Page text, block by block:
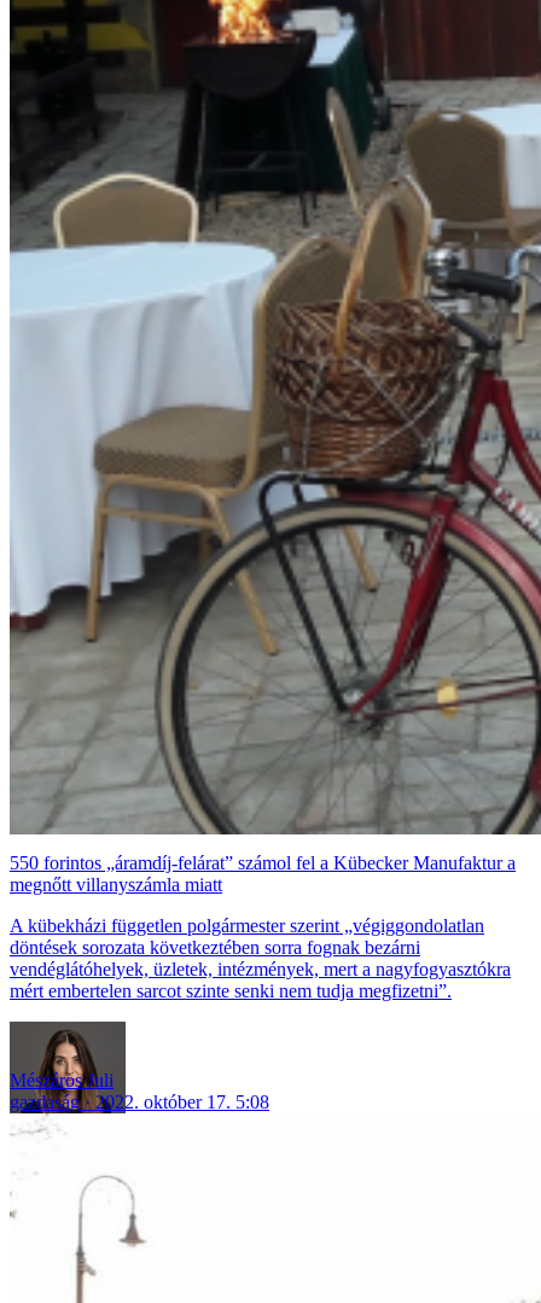
550 forintos „áramdíj-felárat” számol fel a Kübecker Manufaktur a
megnőtt villanyszámla miatt
A kübekházi független polgármester szerint „végiggondolatlan
döntések sorozata következtében sorra fognak bezárni
vendéglátóhelyek, üzletek, intézmények, mert a nagyfogyasztókra
mért embertelen sarcot szinte senki nem tudja megfizetni”.
Mészáros Juli
gazdaság
2022. október 17. 5:08